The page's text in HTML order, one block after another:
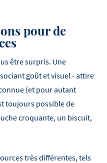
pour de
être surpris. Une
goût et visuel - attire
(et pour autant
toujours possible de
croquante, un biscuit,
très différentes, tels